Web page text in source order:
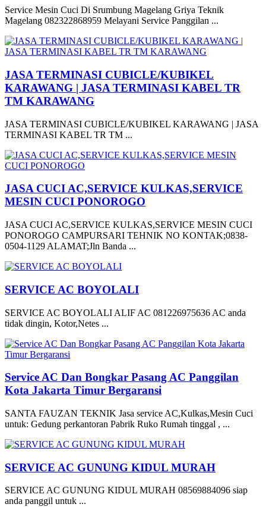
Service Mesin Cuci Di Srumbung Magelang Griya Teknik
Magelang 082322868959 Melayani Service Panggilan ...
JASA TERMINASI CUBICLE/KUBIKEL
KARAWANG | JASA TERMINASI KABEL TR
TM KARAWANG
JASA TERMINASI CUBICLE/KUBIKEL KARAWANG | JASA
TERMINASI KABEL TR TM ...
JASA CUCI AC,SERVICE KULKAS,SERVICE
MESIN CUCI PONOROGO
JASA CUCI AC,SERVICE KULKAS,SERVICE MESIN CUCI
PONOROGO CAMPURSARI TEHNIK NO KONTAK;0838-
0504-1129 ALAMAT;Jln Banda ...
SERVICE AC BOYOLALI
SERVICE AC BOYOLALI ALIF AC 081226975636 AC anda
tidak dingin, Kotor,Netes ...
Service AC Dan Bongkar Pasang AC Panggilan
Kota Jakarta Timur Bergaransi
SANTA FAUZAN TEKNIK Jasa service AC,Kulkas,Mesin Cuci
untuk: Gedung perkantoran Pabrik Ruko Rumah tinggal , ...
SERVICE AC GUNUNG KIDUL MURAH
SERVICE AC GUNUNG KIDUL MURAH 08569884096 siap
anda panggil untuk ...